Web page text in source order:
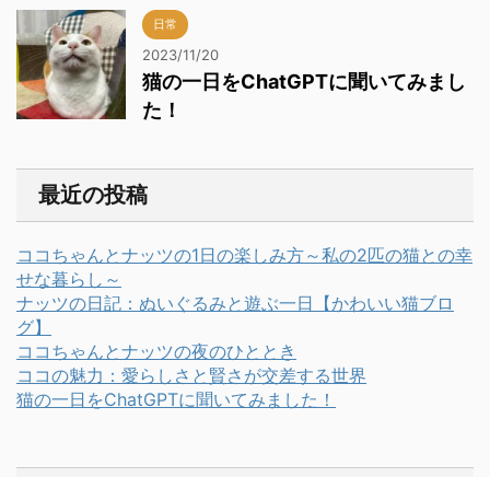
日常
2023/11/20
猫の一日をChatGPTに聞いてみまし
た！
最近の投稿
ココちゃんとナッツの1日の楽しみ方～私の2匹の猫との幸
せな暮らし～
ナッツの日記：ぬいぐるみと遊ぶ一日【かわいい猫ブロ
グ】
ココちゃんとナッツの夜のひととき
ココの魅力：愛らしさと賢さが交差する世界
猫の一日をChatGPTに聞いてみました！